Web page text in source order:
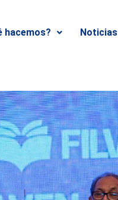
hacemos? Noticias